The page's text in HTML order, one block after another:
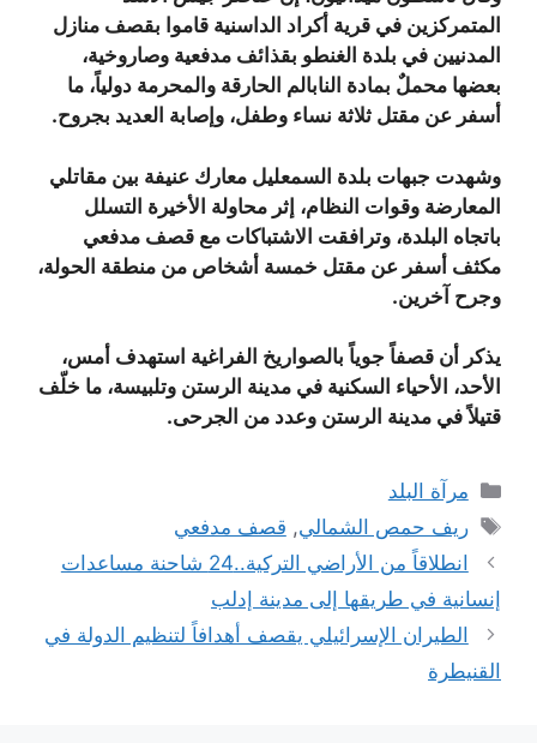
المتمركزين في قرية أكراد الداسنية قاموا بقصف منازل
المدنيين في بلدة الغنطو بقذائف مدفعية وصاروخية،
بعضها محملٌ بمادة النابالم الحارقة والمحرمة دولياً، ما
أسفر عن مقتل ثلاثة نساء وطفل، وإصابة العديد بجروح.
وشهدت جبهات بلدة السمعليل معارك عنيفة بين مقاتلي
المعارضة وقوات النظام، إثر محاولة الأخيرة التسلل
باتجاه البلدة، وترافقت الاشتباكات مع قصف مدفعي
مكثف أسفر عن مقتل خمسة أشخاص من منطقة الحولة،
وجرح آخرين.
يذكر أن قصفاً جوياً بالصواريخ الفراغية استهدف أمس،
الأحد، الأحياء السكنية في مدينة الرستن وتلبيسة، ما خلّف
قتيلاً في مدينة الرستن وعدد من الجرحى.
التصنيفات
مرآة البلد
الوسوم
ريف حمص الشمالي, قصف مدفعي
انطلاقاً من الأراضي التركية..24 شاحنة مساعدات
إنسانية في طريقها إلى مدينة إدلب
الطيران الإسرائيلي يقصف أهدافاً لتنظيم الدولة في
القنيطرة